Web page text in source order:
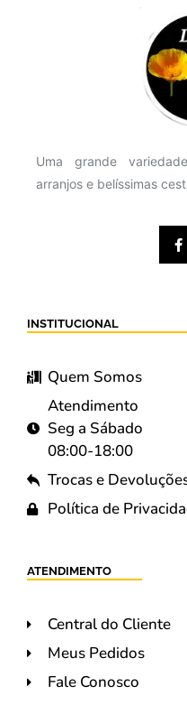
Uma grande
arranjos e belíssimas
INSTITUCIONAL
Quem Somos
Atendimento
Seg a Sábado
08:00-18:00
Trocas e
Política de
ATENDIMENTO
Central do Cliente
Meus Pedidos
Fale Conosco